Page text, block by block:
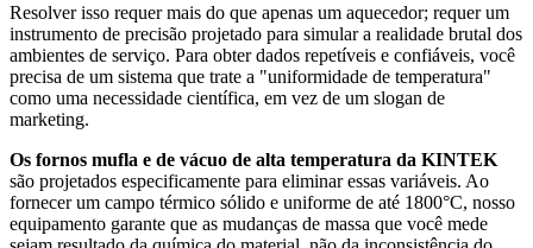
Resolver isso requer mais do que apenas um aquecedor; requer um
instrumento de precisão projetado para simular a realidade brutal dos
ambientes de serviço. Para obter dados repetíveis e confiáveis, você
precisa de um sistema que trate a "uniformidade de temperatura"
como uma necessidade científica, em vez de um slogan de
marketing.
Os fornos mufla e de vácuo de alta temperatura da KINTEK
são projetados especificamente para eliminar essas variáveis. Ao
fornecer um campo térmico sólido e uniforme de até 1800°C, nosso
equipamento garante que as mudanças de massa que você mede